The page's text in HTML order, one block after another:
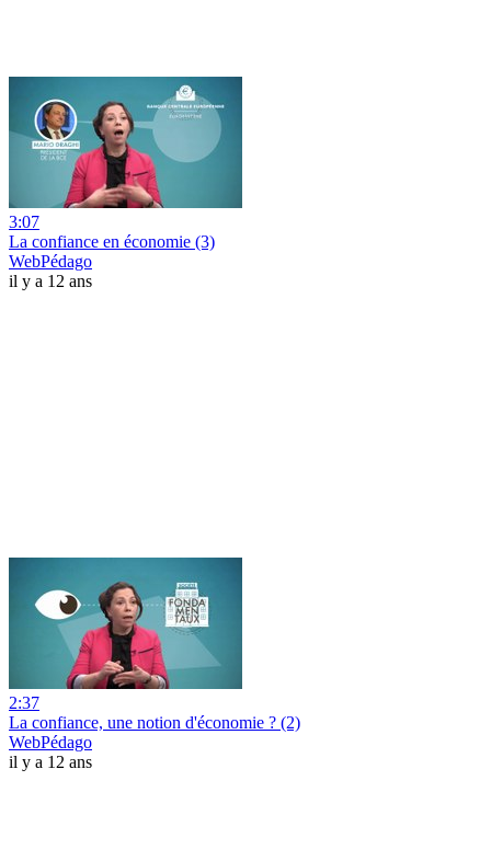
3:07
La confiance en économie (3)
WebPédago
il y a 12 ans
2:37
La confiance, une notion d'économie ? (2)
WebPédago
il y a 12 ans